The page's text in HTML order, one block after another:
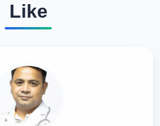
Like